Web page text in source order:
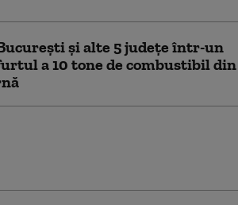
și alte 5 județe într-un
a 10 tone de combustibil din